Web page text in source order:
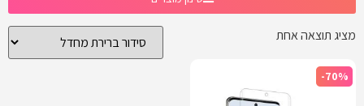
מציג תוצאה אחת
-70%